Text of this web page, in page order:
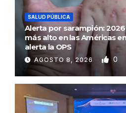
SALUD PÚBLICA
Alerta por sarampión:
más alto en las Américas
alerta la OPS
AGOSTO 8, 2026 0